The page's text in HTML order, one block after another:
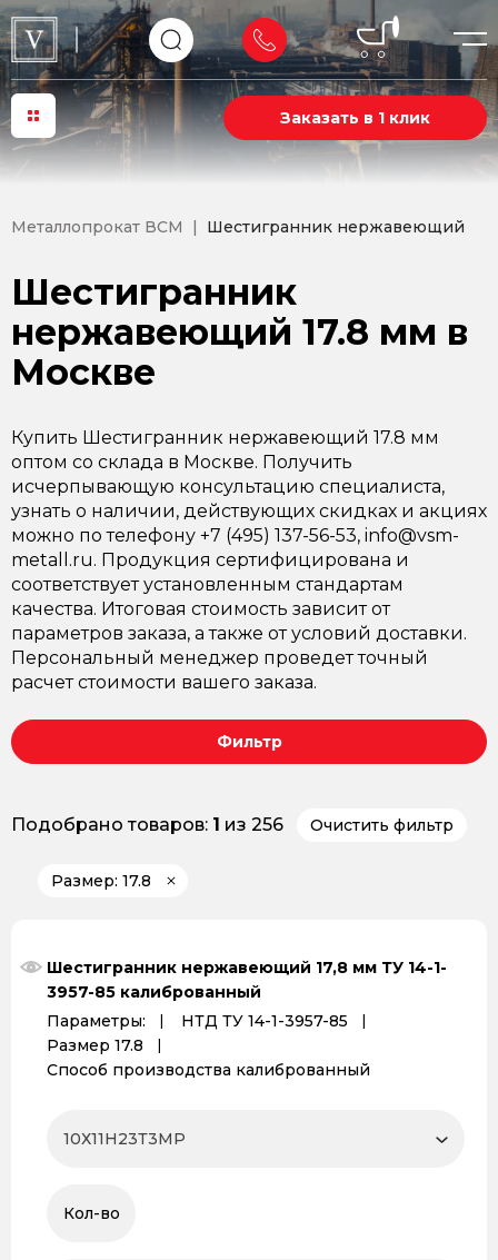
Заказать в 1 клик
Металлопрокат ВСМ Шестигранник нержавеющий
Шестигранник
нержавеющий 17.8 мм в
Москве
Купить Шестигранник нержавеющий 17.8 мм
оптом со склада в Москве. Получить
исчерпывающую консультацию специалиста,
узнать о наличии, действующих скидках и акциях
можно по телефону +7 (495) 137-56-53, info@vsm-
metall.ru. Продукция сертифицирована и
соответствует установленным стандартам
качества. Итоговая стоимость зависит от
параметров заказа, а также от условий доставки.
Персональный менеджер проведет точный
расчет стоимости вашего заказа.
Фильтр
Подобрано товаров: 1 из 256 Очистить фильтр
Размер: 17.8
Шестигранник нержавеющий 17,8 мм ТУ 14-1-
3957-85 калиброванный
Параметры:
НТД ТУ 14-1-3957-85
Размер 17.8
Способ производства калиброванный